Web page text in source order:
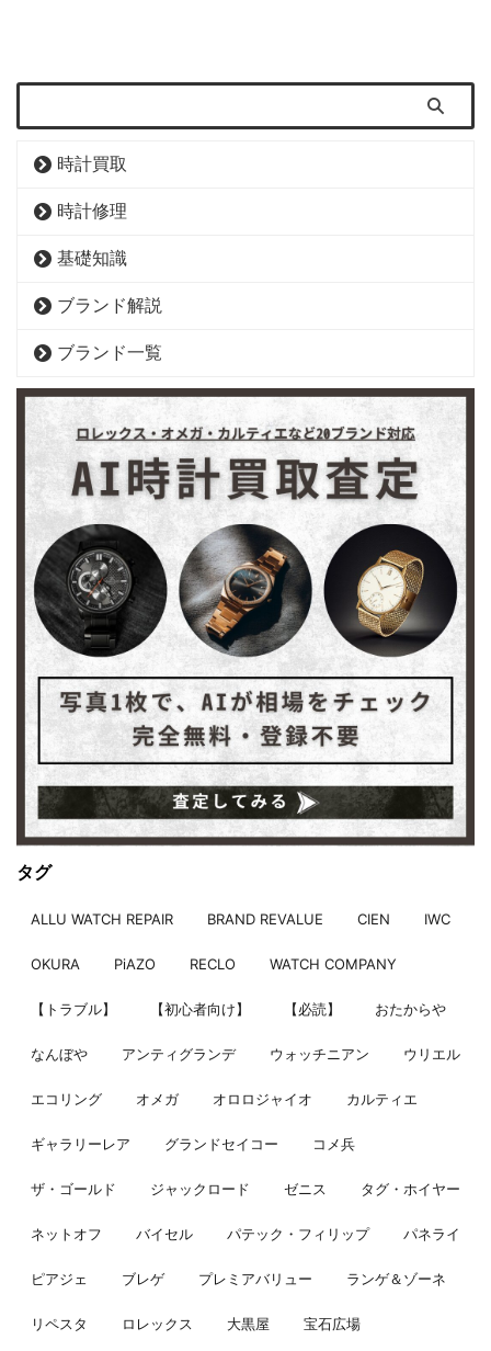
時計買取
時計修理
基礎知識
ブランド解説
ブランド一覧
タグ
ALLU WATCH REPAIR BRAND REVALUE CIEN IWC
OKURA PiAZO RECLO WATCH COMPANY
【トラブル】 【初心者向け】 【必読】 おたからや
なんぼや アンティグランデ ウォッチニアン ウリエル
エコリング オメガ オロロジャイオ カルティエ
ギャラリーレア グランドセイコー コメ兵
ザ・ゴールド ジャックロード ゼニス タグ・ホイヤー
ネットオフ バイセル パテック・フィリップ パネライ
ピアジェ ブレゲ プレミアバリュー ランゲ＆ゾーネ
リペスタ ロレックス 大黒屋 宝石広場